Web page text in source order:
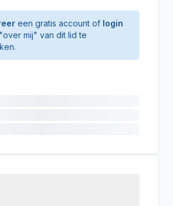
een gratis account of login
mij" van dit lid te